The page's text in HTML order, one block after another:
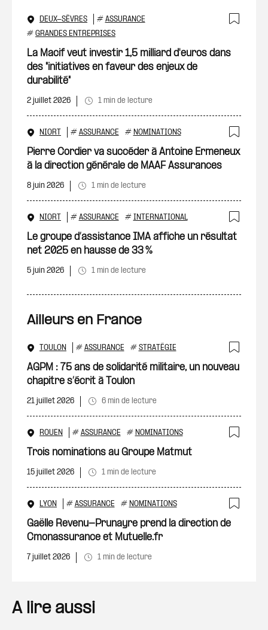
DEUX-SÈVRES # ASSURANCE
# GRANDES ENTREPRISES
La Macif veut investir 1,5 milliard d'euros dans
des "initiatives en faveur des enjeux de
durabilité"
2 juillet 2026 1 min de lecture
NIORT # ASSURANCE # NOMINATIONS
Pierre Cordier va succéder à Antoine Ermeneux
à la direction générale de MAAF Assurances
8 juin 2026 1 min de lecture
NIORT # ASSURANCE # INTERNATIONAL
Le groupe d’assistance IMA affiche un résultat
net 2025 en hausse de 33 %
5 juin 2026 1 min de lecture
Ailleurs en France
TOULON # ASSURANCE # STRATÉGIE
AGPM : 75 ans de solidarité militaire, un nouveau
chapitre s’écrit à Toulon
21 juillet 2026 6 min de lecture
ROUEN # ASSURANCE # NOMINATIONS
Trois nominations au Groupe Matmut
15 juillet 2026 1 min de lecture
LYON # ASSURANCE # NOMINATIONS
Gaëlle Revenu-Prunayre prend la direction de
Cmonassurance et Mutuelle.fr
7 juillet 2026 1 min de lecture
A lire aussi